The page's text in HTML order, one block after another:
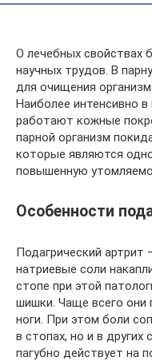
О лечебных свойствах
научных трудов. В
для очищения
Наиболее интенсивно
работают кожные
парной организм
которые являются
повышенную
Особенности
Подагрический артрит
натриевые соли
стопе при этой
шишки. Чаще всего они
ноги. При этом боли
в стопах, но и в других
пагубно действует на